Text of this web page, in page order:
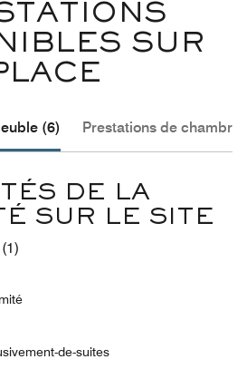
SUR
(6) Prestations de chambre
DE LA
SUR LE SITE
(1)
de-suites